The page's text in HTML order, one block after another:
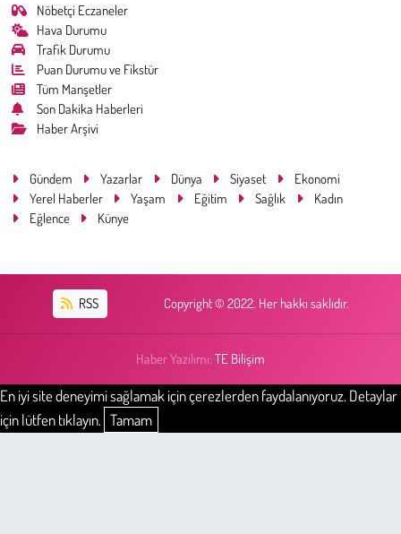
Nöbetçi Eczaneler
Hava Durumu
Trafik Durumu
Puan Durumu ve Fikstür
Tüm Manşetler
Son Dakika Haberleri
Haber Arşivi
Gündem Yazarlar Dünya Siyaset
Ekonomi
Yerel Haberler
Yaşam Eğitim Sağlık
Kadın
Eğlence
Künye
RSS Copyright © 2022. Her hakkı saklıdır.
Haber Yazılımı: TE Bilişim
En iyi site deneyimi sağlamak için çerezlerden faydalanıyoruz. Detaylar
için lütfen tıklayın. Tamam